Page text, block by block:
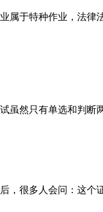
属于特种作业，法
然只有单选和判
，很多人会问：这